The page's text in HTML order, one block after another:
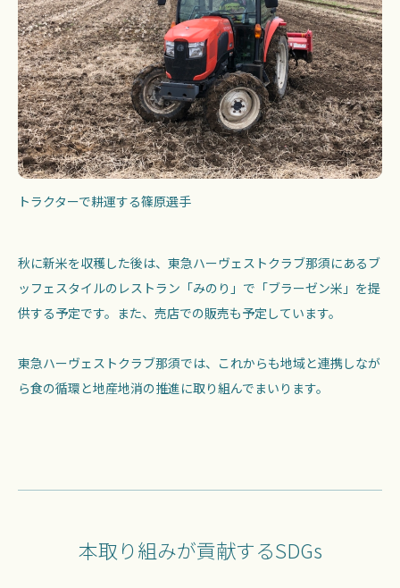
トラクターで耕運する篠原選手
秋に新米を収穫した後は、東急ハーヴェストクラブ那須にあるブ
ッフェスタイルのレストラン「みのり」で「ブラーゼン米」を提
供する予定です。また、売店での販売も予定しています。
東急ハーヴェストクラブ那須では、これからも地域と連携しなが
ら食の循環と地産地消の推進に取り組んでまいります。
本取り組みが貢献するSDGs